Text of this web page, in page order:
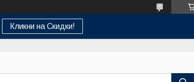
Кликни на Скидки!